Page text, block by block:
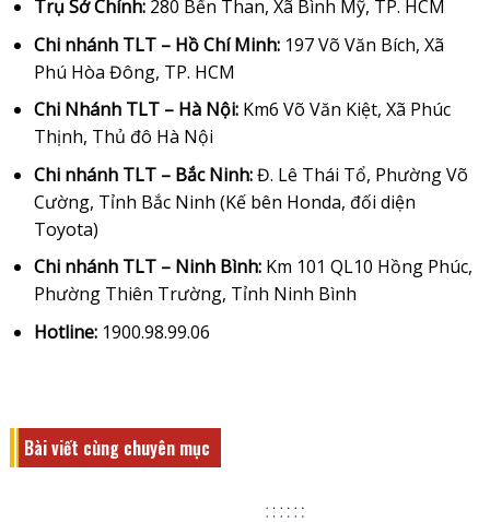
Trụ Sở Chính:280 Bến Than, Xã Bình Mỹ, TP. HCM
Chi nhánh TLT – Hồ Chí Minh:197 Võ Văn Bích, Xã
Phú Hòa Đông, TP. HCM
Chi Nhánh TLT – Hà Nội:Km6 Võ Văn Kiệt, Xã Phúc
Thịnh, Thủ đô Hà Nội
Chi nhánh TLT – Bắc Ninh:Đ. Lê Thái Tổ, Phường Võ
Cường, Tỉnh Bắc Ninh (Kế bên Honda, đối diện
Toyota)
Chi nhánh TLT – Ninh Bình:Km 101 QL10 Hồng Phúc,
Phường Thiên Trường, Tỉnh Ninh Bình
Hotline:1900.98.99.06
Bài viết cùng chuyên mục